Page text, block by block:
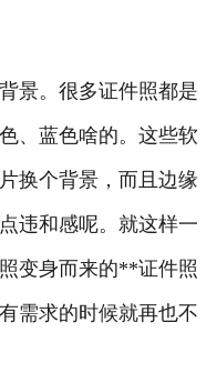
景。很多证件照都是
、蓝色啥的。这些软
换个背景，而且边缘
违和感呢。就这样一
变身而来的**证件照
需求的时候就再也不